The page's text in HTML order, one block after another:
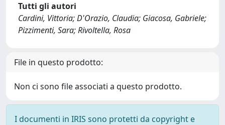
Tutti gli autori
Cardini, Vittoria; D'Orazio, Claudia; Giacosa, Gabriele;
Pizzimenti, Sara; Rivoltella, Rosa
File in questo prodotto:
Non ci sono file associati a questo prodotto.
I documenti in IRIS sono protetti da copyright e